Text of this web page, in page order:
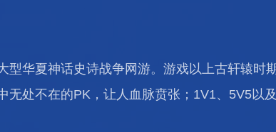
型华夏神话史诗战争网游。游戏以上古轩辕时
无处不在的PK，让人血脉贲张；1V1、5V5以